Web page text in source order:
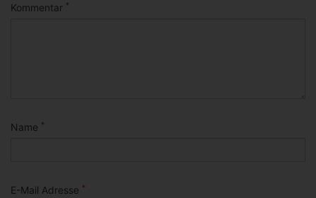
Kommentar *
Name *
E-Mail Adresse *